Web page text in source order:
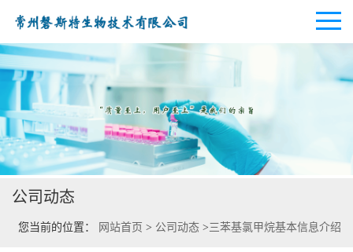
公司首页
公司介绍
公司动态
公司动态
您当前的位置： 网站首页 > 公司动态 >三苯基氯甲烷基本信息介绍